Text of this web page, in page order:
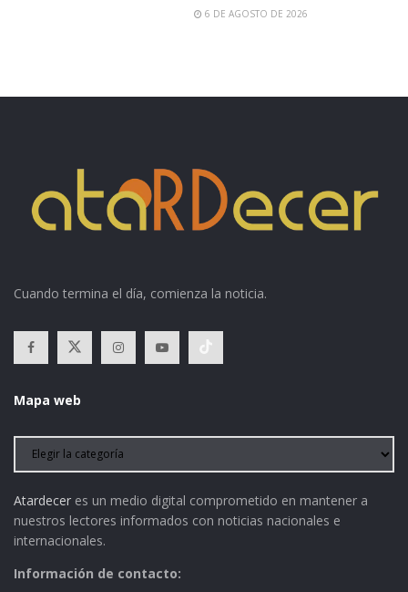
6 DE AGOSTO DE 2026
Cuando termina el día, comienza la noticia.
Mapa web
Atardecer es un medio digital comprometido en mantener a
nuestros lectores informados con noticias nacionales e
internacionales.
Información de contacto: